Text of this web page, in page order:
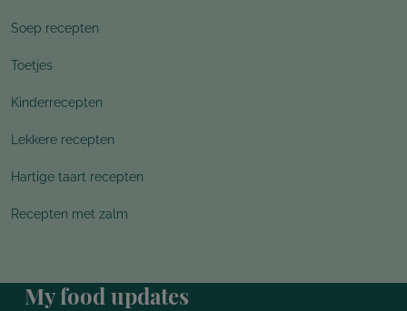
Soep recepten
Toetjes
Kinderrecepten
Lekkere recepten
Hartige taart recepten
Recepten met zalm
My food updates